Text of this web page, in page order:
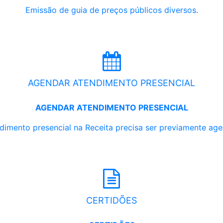
Emissão de guia de preços públicos diversos.
AGENDAR ATENDIMENTO PRESENCIAL
AGENDAR ATENDIMENTO PRESENCIAL
presencial na Receita precisa ser previamente
CERTIDÕES